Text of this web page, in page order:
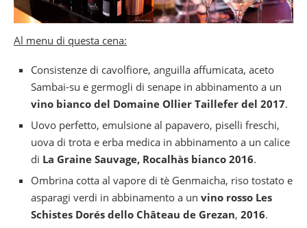
Al menu di questa cena:
Consistenze di cavolfiore, anguilla affumicata, aceto
Sambai-su e germogli di senape in abbinamento a un
vino bianco del Domaine Ollier Taillefer del 2017.
Uovo perfetto, emulsione al papavero, piselli freschi,
uova di trota e erba medica in abbinamento a un calice
di La Graine Sauvage, Rocalhàs bianco 2016.
Ombrina cotta al vapore di tè Genmaicha, riso tostato e
asparagi verdi in abbinamento a un vino rosso Les
Schistes Dorés dello Château de Grezan, 2016.